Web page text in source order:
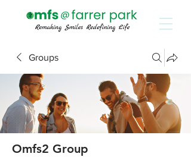
Groups
Omfs2 Group